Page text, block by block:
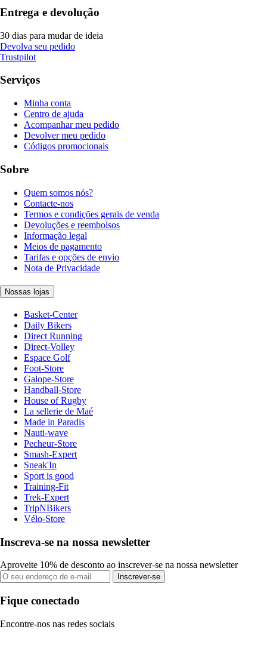
Entrega e devolução
30 dias para mudar de ideia
Devolva seu pedido
Trustpilot
Serviços
Minha conta
Centro de ajuda
Acompanhar meu pedido
Devolver meu pedido
Códigos promocionais
Sobre
Quem somos nós?
Contacte-nos
Termos e condições gerais de venda
Devoluções e reembolsos
Informação legal
Meios de pagamento
Tarifas e opções de envio
Nota de Privacidade
Nossas lojas
Basket-Center
Daily Bikers
Direct Running
Direct-Volley
Espace Golf
Foot-Store
Galope-Store
Handball-Store
House of Rugby
La sellerie de Maé
Made in Paradis
Nauti-wave
Pecheur-Store
Smash-Expert
Sneak'In
Sport is good
Training-Fit
Trek-Expert
TripNBikers
Vélo-Store
Inscreva-se na nossa newsletter
Aproveite 10% de desconto ao inscrever-se na nossa newsletter
Inscrever-se
Fique conectado
Encontre-nos nas redes sociais